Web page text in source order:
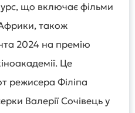
що включає фільми
також
2024 на премію
Це
режисера Філіпа
Валерії Сочівець у